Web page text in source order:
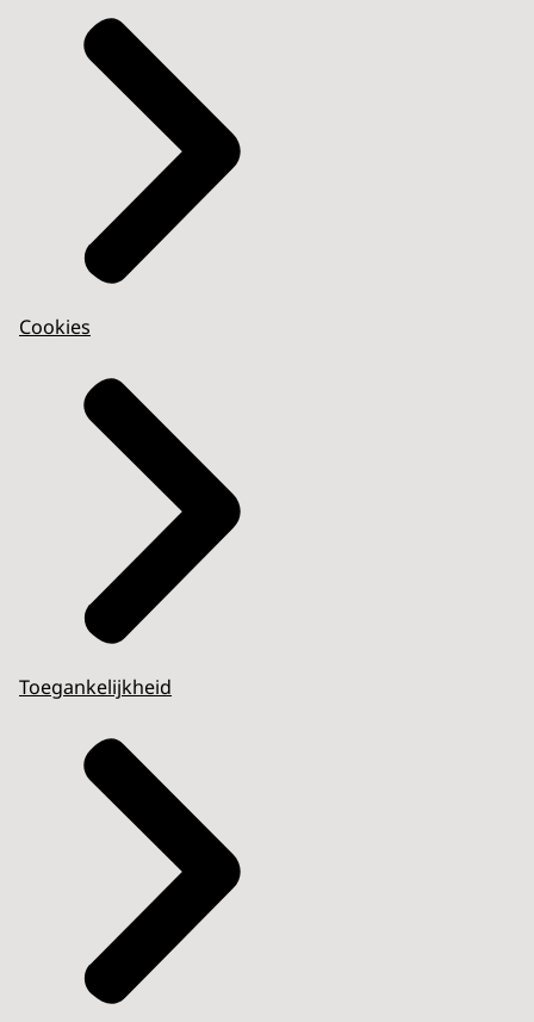
Cookies
Toegankelijkheid